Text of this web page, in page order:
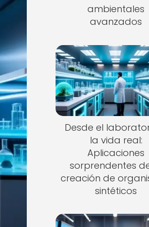
ambientales
avanzados
Desde el
la vida real:
Aplicaciones
sorprendentes
creación de
sintéticos